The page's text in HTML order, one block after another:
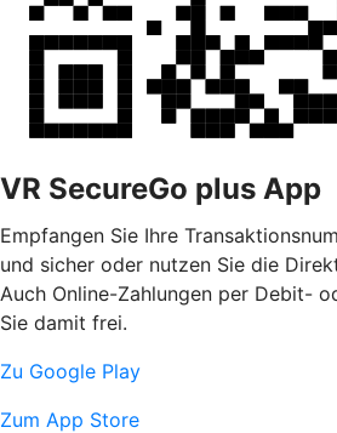
VR SecureGo plus App
Empfangen Sie Ihre
und sicher oder nutzen Sie die
Auch Online-Zahlungen per Debit-
Sie damit frei.
Zu Google Play
Zum App Store